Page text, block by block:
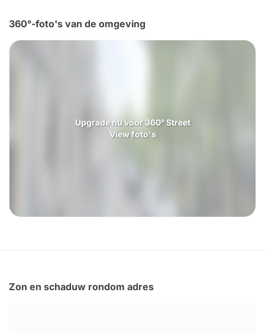
360°-foto's van de omgeving
Upgrade nu voor 360° Street
View foto's
Zon en schaduw rondom adres